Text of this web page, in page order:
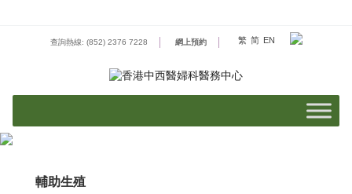
查詢熱線: (852) 2376 7228 網上預約 繁 简 EN
輔助生殖